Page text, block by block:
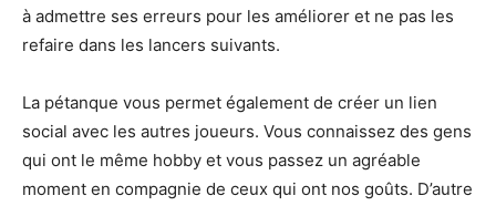
à admettre ses erreurs pour les améliorer et ne pas les
refaire dans les lancers suivants.
La pétanque vous permet également de créer un lien
social avec les autres joueurs. Vous connaissez des gens
qui ont le même hobby et vous passez un agréable
moment en compagnie de ceux qui ont nos goûts. D’autre